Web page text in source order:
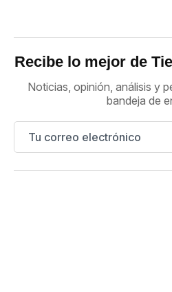
Recibe lo mejor de
Noticias, opinión, análisis y
bandeja de